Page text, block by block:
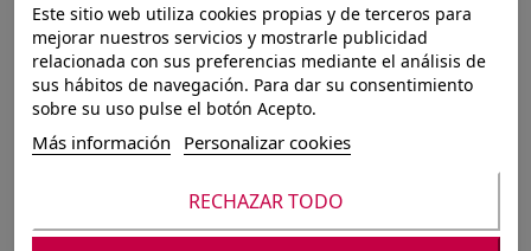
JOYERO RED.
ZODIAC NISHA
17X17X5CM
Este sitio web utiliza cookies propias y de terceros para
mejorar nuestros servicios y mostrarle publicidad
relacionada con sus preferencias mediante el análisis de
sus hábitos de navegación. Para dar su consentimiento
sobre su uso pulse el botón Acepto.
Más información Personalizar cookies
RECHAZAR TODO